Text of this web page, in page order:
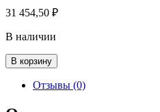
31 454,50 ₽
В наличии
Количество
товара
TESLA
4LIM,
В корзину
Отзывы (0)